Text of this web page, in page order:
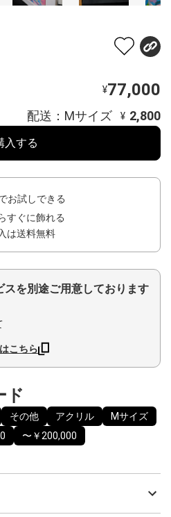
¥77,000
配送：Mサイズ ¥ 2,800
入する
お試しできる
すぐに飾れる
は送料無料
を別途ご用意しております
こちら
ド
その他 アクリル
Mサイズ
〜￥200,000